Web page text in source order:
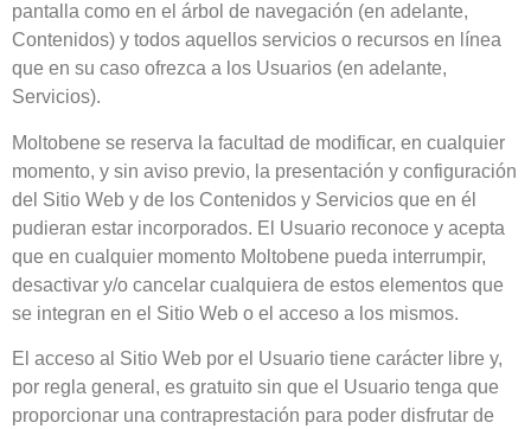
pantalla como en el árbol de navegación (en adelante,
Contenidos) y todos aquellos servicios o recursos en línea
que en su caso ofrezca a los Usuarios (en adelante,
Servicios).
Moltobene se reserva la facultad de modificar, en cualquier
momento, y sin aviso previo, la presentación y configuración
del Sitio Web y de los Contenidos y Servicios que en él
pudieran estar incorporados. El Usuario reconoce y acepta
que en cualquier momento Moltobene pueda interrumpir,
desactivar y/o cancelar cualquiera de estos elementos que
se integran en el Sitio Web o el acceso a los mismos.
El acceso al Sitio Web por el Usuario tiene carácter libre y,
por regla general, es gratuito sin que el Usuario tenga que
proporcionar una contraprestación para poder disfrutar de